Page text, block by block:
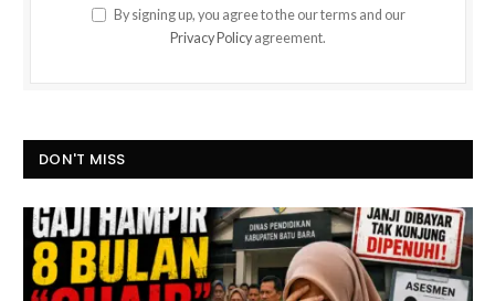
By signing up, you agree to the our terms and our
Privacy Policy agreement.
DON'T MISS